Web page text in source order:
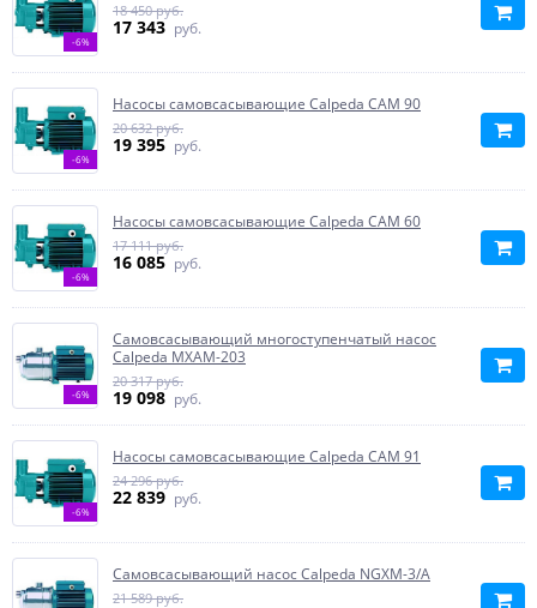
-6%
17 343 руб.
18 450 руб.
-6%
Насосы самовсасывающие Calpeda CAM 90
19 395 руб.
20 632 руб.
-6%
Насосы самовсасывающие Calpeda CAM 60
16 085 руб.
17 111 руб.
-6%
Самовсасывающий многоступенчатый насос
Calpeda MXAM-203
19 098 руб.
20 317 руб.
-6%
Насосы самовсасывающие Calpeda CAM 91
22 839 руб.
24 296 руб.
Самовсасывающий насос Calpeda NGXM-3/A
21 589 руб.